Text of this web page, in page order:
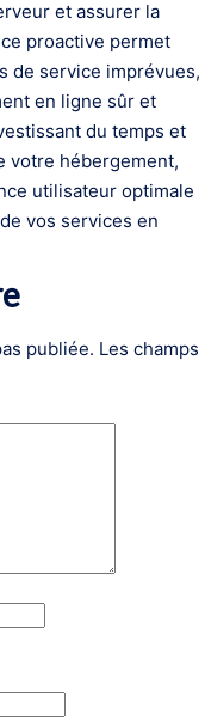
et assurer la
proactive permet
de service imprévues,
en ligne sûr et
du temps et
votre hébergement,
utilisateur optimale
vos services en
publiée. Les champs